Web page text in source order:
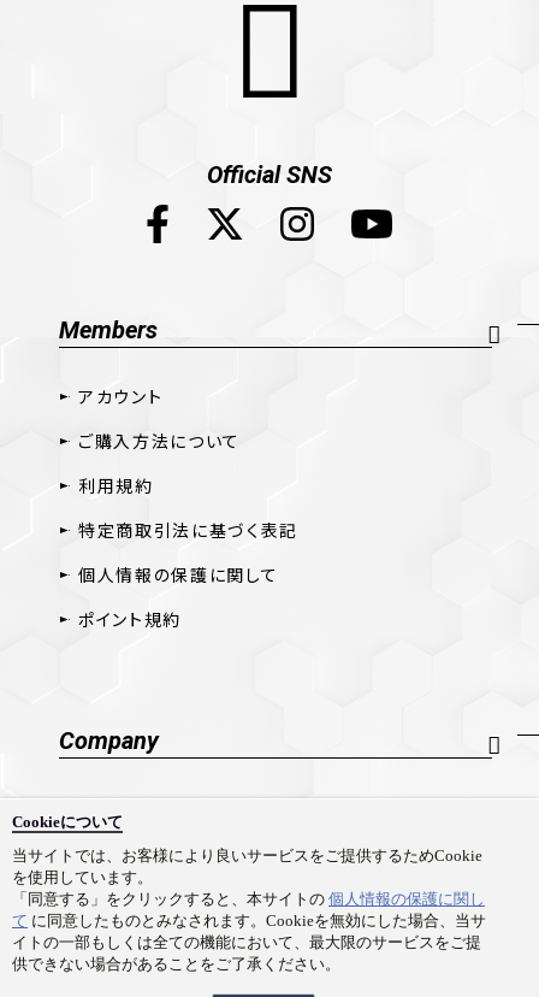
Cookieについて
当サイトでは、お客様により良いサービスをご提供するためCookie
を使用しています。
「同意する」をクリックすると、本サイトの 個人情報の保護に関し
て に同意したものとみなされます。Cookieを無効にした場合、当サ
イトの一部もしくは全ての機能において、最大限のサービスをご提
供できない場合があることをご了承ください。
Official SNS
Members
アカウント
ご購入方法について
利用規約
特定商取引法に基づく表記
個人情報の保護に関して
ポイント規約
Company
採用情報
お問い合わせ